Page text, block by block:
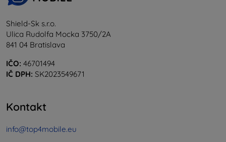
Shield-Sk s.r.o.
Ulica Rudolfa Mocka 3750/2A
841 04 Bratislava
IČO: 46701494
IČ DPH: SK2023549671
Kontakt
info@top4mobile.eu